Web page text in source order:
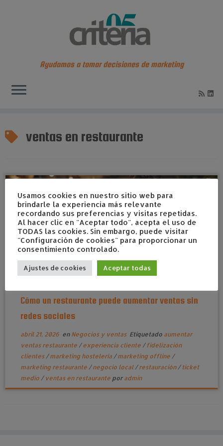
al
contenido
Ayudamos a tomar decisiones de marketing
ventas en restaurante
Cómo un restaurante puede aumentar ventas sin
redes sociales
abril 21, 2026en Negocios y ventas Etiquetado aumentar
ventas restaurante /experiencia cliente /fidelización
clientes /marketing hostelería /marketing offline /
marketing restaurante /negocio local /restauración / ticket
medio / ventas en restaurante por admin
Usamos cookies en nuestro sitio web para
brindarle la experiencia más relevante
recordando sus preferencias y visitas repetidas.
Al hacer clic en "Aceptar todo", acepta el uso de
TODAS las cookies. Sin embargo, puede visitar
"Configuración de cookies" para proporcionar un
consentimiento controlado.
Ajustes de cookies Aceptar todas